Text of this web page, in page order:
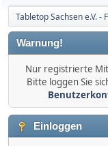
Tabletop Sachsen e.V. -
Warnung!
Nur registrierte
Bitte loggen Sie
Einloggen